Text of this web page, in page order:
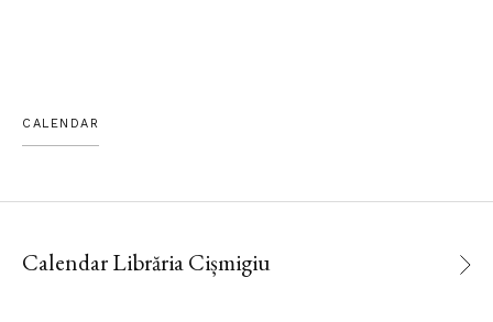
CALENDAR
Calendar Librăria Cișmigiu